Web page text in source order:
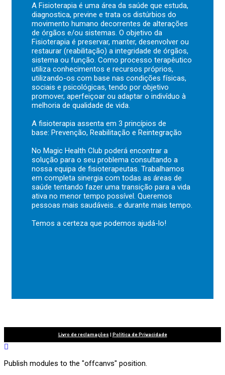
A Fisioterapia é uma área da saúde que estuda,
diagnostica, previne e trata os distúrbios do
movimento humano decorrentes de alterações
de órgãos e/ou sistemas. O objetivo da
Fisioterapia é preservar, manter, desenvolver ou
restaurar (reabilitação) a integridade de órgãos,
sistema ou função. Como processo terapêutico
utiliza conhecimentos e recursos próprios,
utilizando-os com base nas condições físicas,
sociais e psicológicas, tendo por objetivo
promover, aperfeiçoar ou adaptar o indivíduo à
melhoria de qualidade de vida.
A fisioterapia assenta em 3 princípios de
base: Prevenção, Reabilitação e Reintegração
No Magic Health Club poderá encontrar a
solução para o seu problema consultando a
nossa equipa de fisioterapeutas. Trabalhamos
em completa sinergia com todas as áreas de
saúde tentando fazer uma transição para a vida
ativa no menor tempo possível. Queremos
pessoas mais saudáveis…e durante mais tempo.
Temos a certeza que podemos ajudá-lo!
Livro de reclamações Política de Privacidade
Publish modules to the "offcanvs" position.